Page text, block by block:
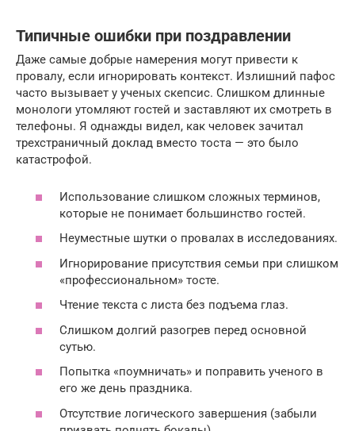
Типичные ошибки при поздравлении
Даже самые добрые намерения могут привести к
провалу, если игнорировать контекст. Излишний пафос
часто вызывает у ученых скепсис. Слишком длинные
монологи утомляют гостей и заставляют их смотреть в
телефоны. Я однажды видел, как человек зачитал
трехстраничный доклад вместо тоста — это было
катастрофой.
Использование слишком сложных терминов,
которые не понимает большинство гостей.
Неуместные шутки о провалах в исследованиях.
Игнорирование присутствия семьи при слишком
«профессиональном» тосте.
Чтение текста с листа без подъема глаз.
Слишком долгий разогрев перед основной
сутью.
Попытка «поумничать» и поправить ученого в
его же день праздника.
Отсутствие логического завершения (забыли